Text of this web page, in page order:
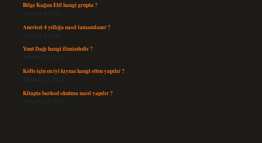
Bilge Kağan Etil hangi grupta ?
Ağustos 4, 2026
Anestezi 4 yıllığa nasıl tamamlanır ?
Ağustos 4, 2026
Yunt Dağı hangi ilimizdedir ?
Temmuz 29, 2026
Köfte için en iyi kıyma hangi etten yapılır ?
Temmuz 27, 2026
Kitapta barkod okutma nasıl yapılır ?
Temmuz 25, 2026